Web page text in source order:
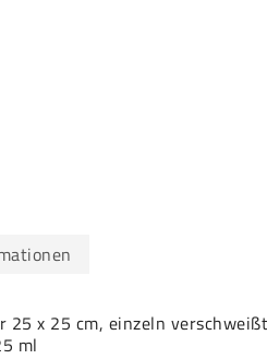
25 x 25 cm, einzeln
ml